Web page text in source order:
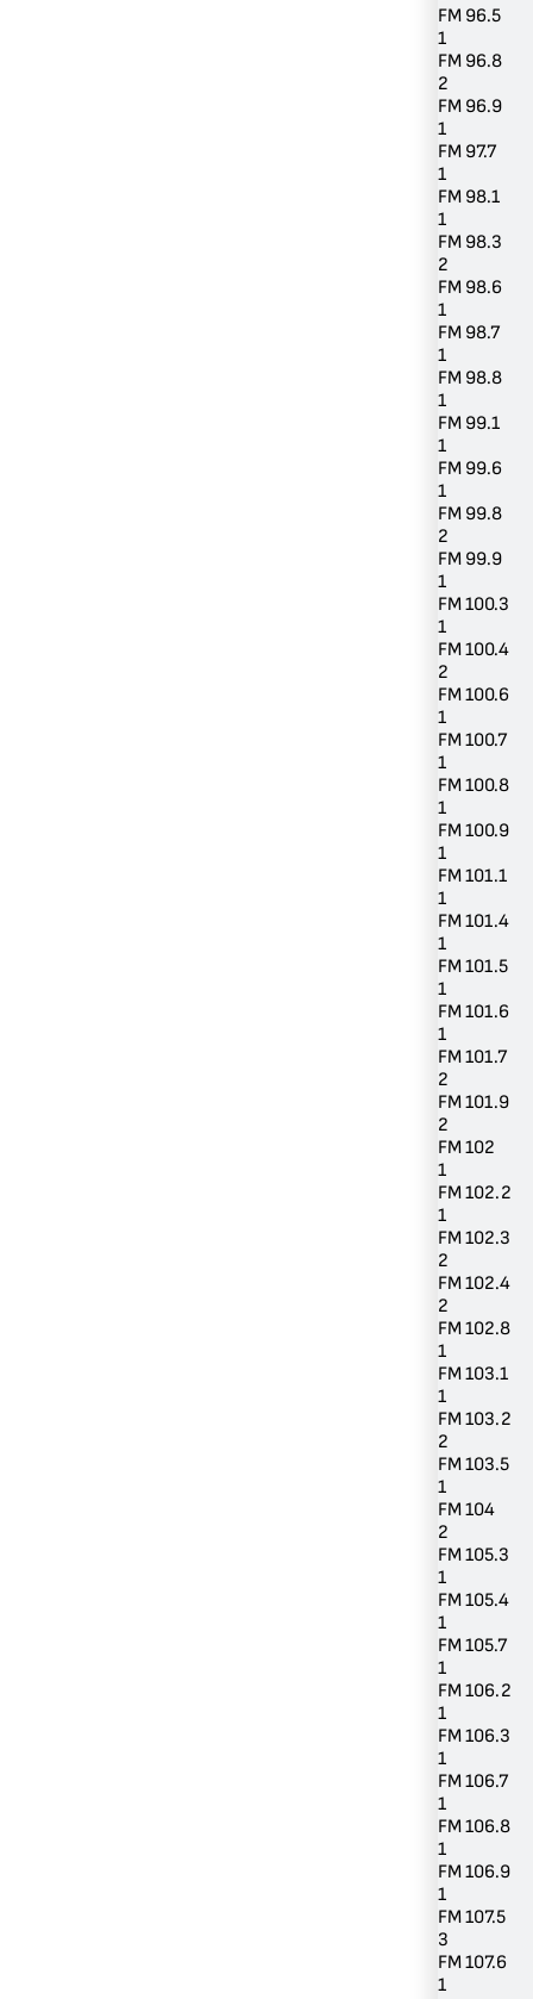
FM 96.5
1
FM 96.8
2
FM 96.9
1
FM 97.7
1
FM 98.1
1
FM 98.3
2
FM 98.6
1
FM 98.7
1
FM 98.8
1
FM 99.1
1
FM 99.6
1
FM 99.8
2
FM 99.9
1
FM 100.3
1
FM 100.4
2
FM 100.6
1
FM 100.7
1
FM 100.8
1
FM 100.9
1
FM 101.1
1
FM 101.4
1
FM 101.5
1
FM 101.6
1
FM 101.7
2
FM 101.9
2
FM 102
1
FM 102.2
1
FM 102.3
2
FM 102.4
2
FM 102.8
1
FM 103.1
1
FM 103.2
2
FM 103.5
1
FM 104
2
FM 105.3
1
FM 105.4
1
FM 105.7
1
FM 106.2
1
FM 106.3
1
FM 106.7
1
FM 106.8
1
FM 106.9
1
FM 107.5
3
FM 107.6
1